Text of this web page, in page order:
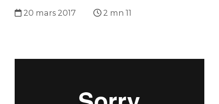
20 mars 2017 2 mn 11